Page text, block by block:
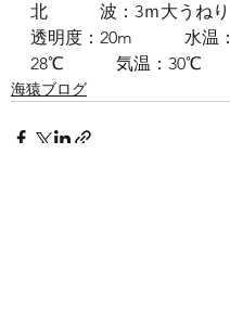
北　　　波：3ｍ大うねり
透明度：20m　　　水温：
28℃　　　気温：30℃
海猿ブログ